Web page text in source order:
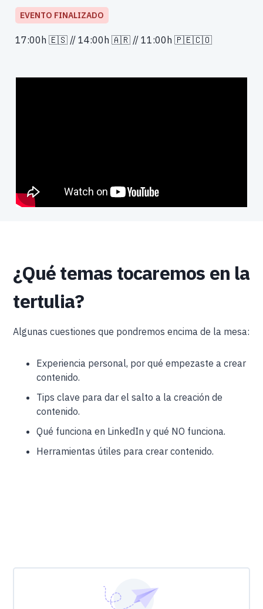
EVENTO FINALIZADO
17:00h 🇪🇸 // 14:00h 🇦🇷 // 11:00h 🇵🇪🇨🇴
¿Qué temas tocaremos en la
tertulia?
Algunas cuestiones que pondremos encima de la mesa:
Experiencia personal, por qué empezaste a crear
contenido.
Tips clave para dar el salto a la creación de
contenido.
Qué funciona en LinkedIn y qué NO funciona.
Herramientas útiles para crear contenido.